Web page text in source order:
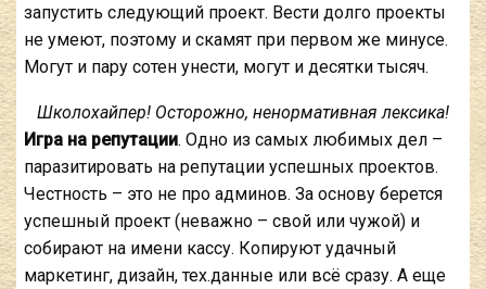
запустить следующий проект. Вести долго проекты
не умеют, поэтому и скамят при первом же минусе.
Могут и пару сотен унести, могут и десятки тысяч.
Школохайпер! Осторожно, ненормативная лексика!
Игра на репутации. Одно из самых любимых дел –
паразитировать на репутации успешных проектов.
Честность – это не про админов. За основу берется
успешный проект (неважно – свой или чужой) и
собирают на имени кассу. Копируют удачный
маркетинг, дизайн, тех.данные или всё сразу. А еще